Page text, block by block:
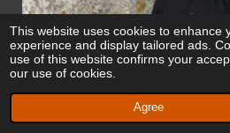
This website uses cookies to enhance
experience and display tailored ads.
use of this website confirms your
our use of cookies.
Agree